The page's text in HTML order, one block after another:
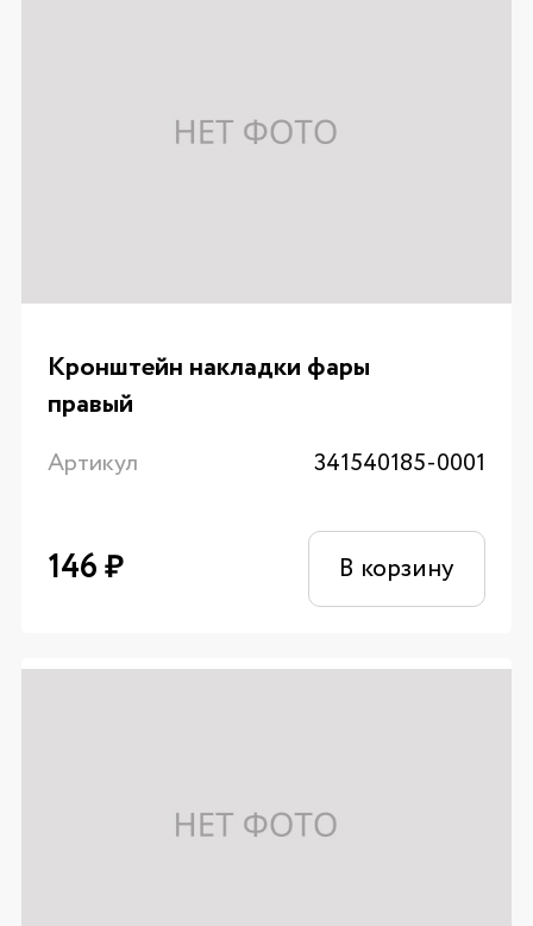
Кронштейн накладки фары
правый
Артикул 341540185-0001
146₽ В корзину